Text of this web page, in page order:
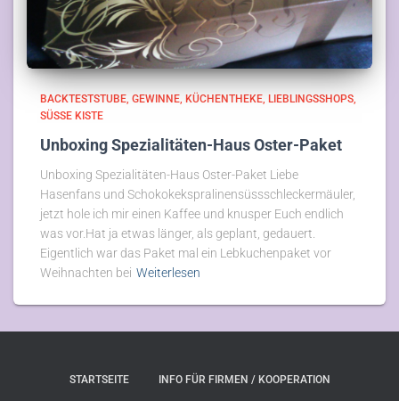
BACKTESTSTUBE GEWINNE KÜCHENTHEKE LIEBLINGSSHOPS
SÜSSE KISTE
Unboxing Spezialitäten-Haus Oster-Paket
Unboxing Spezialitäten-Haus Oster-Paket Liebe
Hasenfans und Schokokekspralinensüssschleckermäuler,
jetzt hole ich mir einen Kaffee und knusper Euch endlich
was vor.Hat ja etwas länger, als geplant, gedauert.
Eigentlich war das Paket mal ein Lebkuchenpaket vor
Weihnachten bei Weiterlesen
STARTSEITE INFO FÜR FIRMEN / KOOPERATION